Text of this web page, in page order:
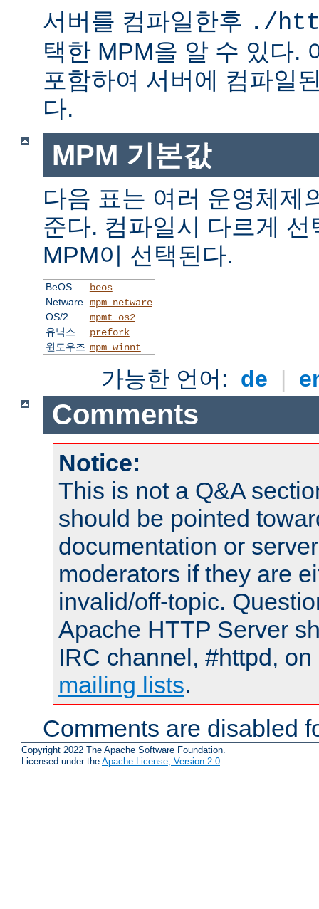
서버를 컴파일한후 ./
택한 MPM을 알 수 있다.
포함하여 서버에 컴파일
다.
MPM 기본값
다음 표는 여러 운영체제
준다. 컴파일시 다르게
MPM이 선택된다.
BeOS
beos
Netware mpm_netware
OS/2
mpmt_os2
유닉스
prefork
윈도우즈 mpm_winnt
가능한 언어: de |
Comments
Notice:
This is not a Q&A
should be pointed
documentation or
moderators if they are
invalid/off-topic.
Apache HTTP Server
IRC channel, #httpd,
mailing lists.
Comments are disabled
Copyright 2022 The Apache Software Foundation.
Licensed under the Apache License, Version 2.0.